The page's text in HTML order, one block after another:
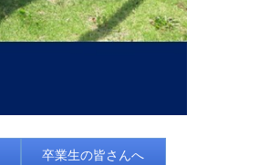
卒業生の皆さんへ